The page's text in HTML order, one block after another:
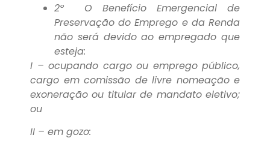
2º O Benefício Emergencial de
Preservação do Emprego e da Renda
não será devido ao empregado que
esteja:
I – ocupando cargo ou emprego público,
cargo em comissão de livre nomeação e
exoneração ou titular de mandato eletivo;
ou
II – em gozo: